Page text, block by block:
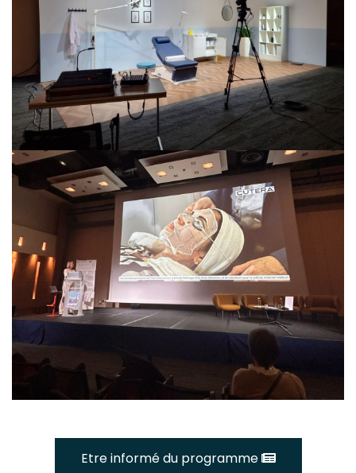
Etre informé du programme